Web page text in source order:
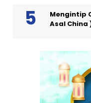
Mengintip
Asal China